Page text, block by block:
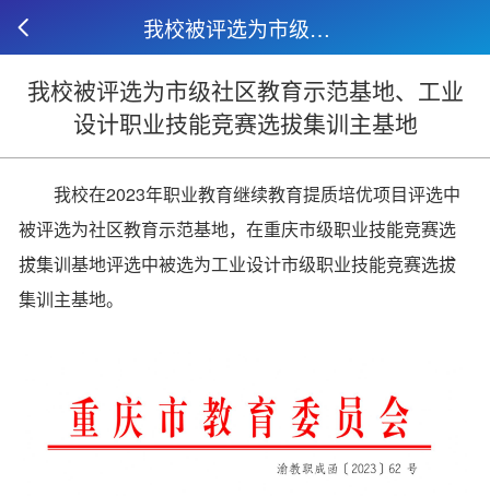
我校被评选为市级社区教育示范基地、工业设计职业技能竞赛选拔集训主基地
我校被评选为市级社区教育示范基地、工业
设计职业技能竞赛选拔集训主基地
我校在2023年职业教育继续教育提质培优项目评选中
被评选为社区教育示范基地，在重庆市级职业技能竞赛选
拔集训基地评选中被选为工业设计市级职业技能竞赛选拔
集训主基地。